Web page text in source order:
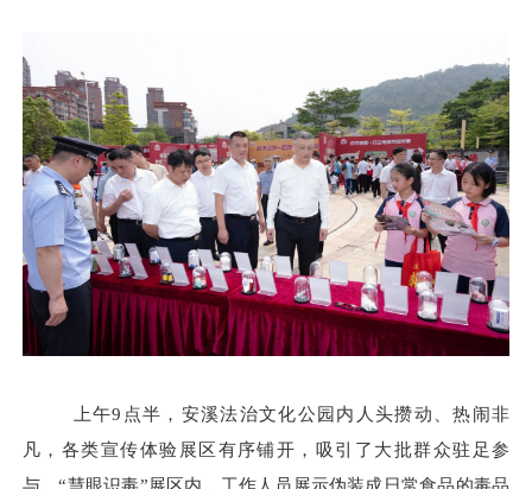
上午9点半，安溪法治文化公园内人头攒动、热闹非
凡，各类宣传体验展区有序铺开，吸引了大批群众驻足参
与。“慧眼识毒”展区内，工作人员展示伪装成日常食品的毒品